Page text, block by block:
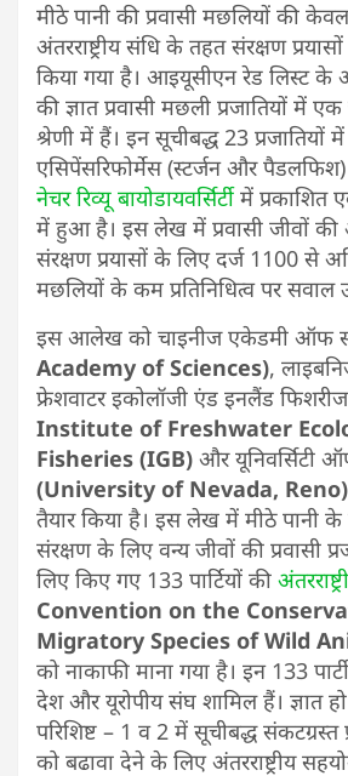
मीठे पानी की प्रवासी मछलियों की
अंतरराष्ट्रीय संधि के तहत संरक्षण
किया गया है। आइयूसीएन रेड लिस्ट के
की ज्ञात प्रवासी मछली प्रजातियों में
श्रेणी में हैं। इन सूचीबद्ध 23 प्रजातियों
एसिपेंसरिफोर्मेस (स्टर्जन और
नेचर रिव्यू बायोडायवर्सिर्टीमें प्रकाशित
में हुआ है। इस लेख में प्रवासी जीवों की
संरक्षण प्रयासों के लिए दर्ज 1100 से
मछलियों के कम प्रतिनिधित्व पर सवाल
इस आलेख को चाइनीज एकेडमी ऑफ
Academy of Sciences),
फ्रेशवाटर इकोलॉजी एंड इनलैंड फिशरीज
Institute of Freshwater
Fisheries (IGB) और यूनिवर्सिटी
(University of Nevada, Reno)
तैयार किया है। इस लेख में मीठे पानी के
संरक्षण के लिए वन्य जीवों की प्रवासी
लिए किए गए 133 पार्टियों की
Convention on the
Migratory Species of Wild
को नाकाफी माना गया है। इन 133
देश और यूरोपीय संघ शामिल हैं। ज्ञात
परिशिष्ट – 1 व 2 में सूचीबद्ध संकटग्रस्त
को बढावा देने के लिए अंतरराष्ट्रीय